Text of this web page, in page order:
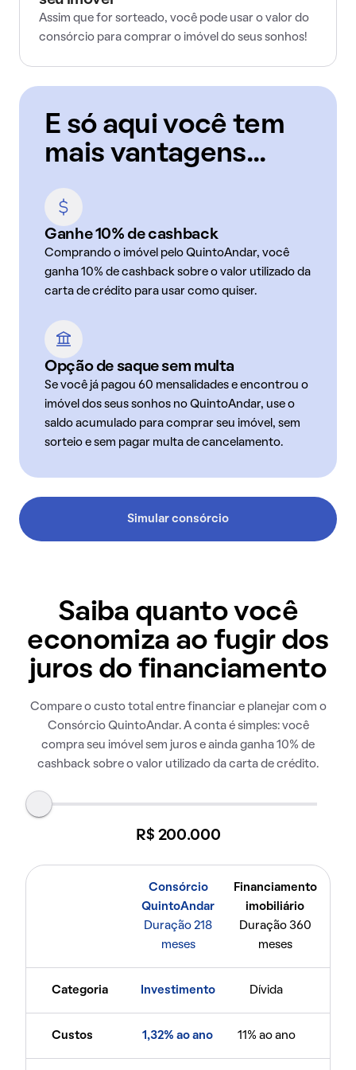
Assim que for sorteado, você pode usar o valor do
consórcio para comprar o imóvel do seus sonhos!
E só aqui você tem
mais vantagens...
Ganhe 10% de cashback
Comprando o imóvel pelo QuintoAndar, você
ganha 10% de cashback sobre o valor utilizado da
carta de crédito para usar como quiser.
Opção de saque sem multa
Se você já pagou 60 mensalidades e encontrou o
imóvel dos seus sonhos no QuintoAndar, use o
saldo acumulado para comprar seu imóvel, sem
sorteio e sem pagar multa de cancelamento.
Simular consórcio
Saiba quanto você
economiza ao fugir dos
juros do financiamento
Compare o custo total entre financiar e planejar com o
Consórcio QuintoAndar. A conta é simples: você
compra seu imóvel sem juros e ainda ganha 10% de
cashback sobre o valor utilizado da carta de crédito.
R$ 200.000
Consórcio
QuintoAndar
Duração 218
meses
Financiamento
imobiliário
Duração 360
meses
Categoria Investimento Dívida
Custos 1,32% ao ano 11% ao ano